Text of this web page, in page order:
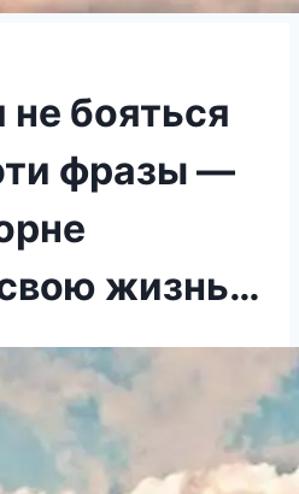
не бояться
фразы —
жизнь…